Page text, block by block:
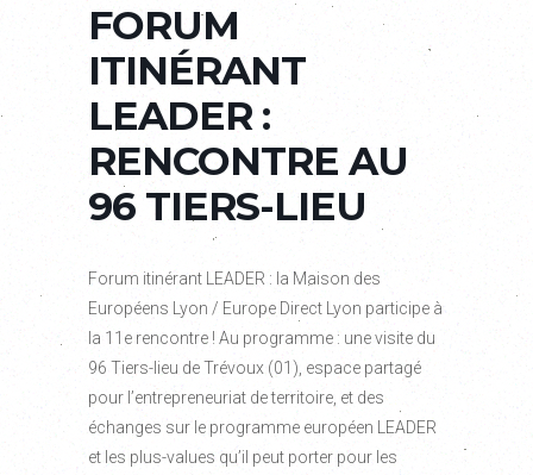
FORUM
ITINÉRANT
LEADER :
RENCONTRE AU
96 TIERS-LIEU
Forum itinérant LEADER : la Maison des
Européens Lyon / Europe Direct Lyon participe à
la 11e rencontre ! Au programme : une visite du
96 Tiers-lieu de Trévoux (01), espace partagé
pour l’entrepreneuriat de territoire, et des
échanges sur le programme européen LEADER
et les plus-values qu’il peut porter pour les